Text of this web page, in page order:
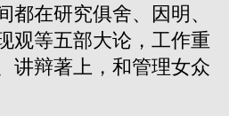
都在研究俱舍、因明、
观等五部大论，工作重
讲辩著上，和管理女众